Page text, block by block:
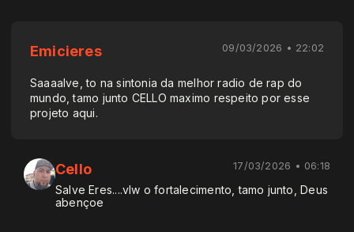
Emicieres 09/03/2026 • 22:02
Saaaalve, to na sintonia da melhor radio de rap do
mundo, tamo junto CELLO maximo respeito por esse
projeto aqui.
Cello 17/03/2026 • 06:18
Salve Eres....vlw o fortalecimento, tamo junto, Deus
abençoe